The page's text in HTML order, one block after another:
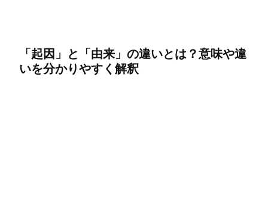
「起因」と「由来」の違いとは？意味や違
いを分かりやすく解釈